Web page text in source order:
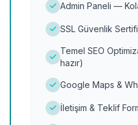
Admin Paneli —
SSL Güvenlik
Temel SEO
hazır)
Google Maps &
İletişim & Teklif